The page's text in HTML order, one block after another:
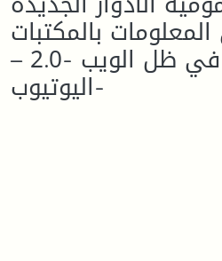
بالمكتبات
العمومية في ظل الويب -2.0 –
اليوتيوب-